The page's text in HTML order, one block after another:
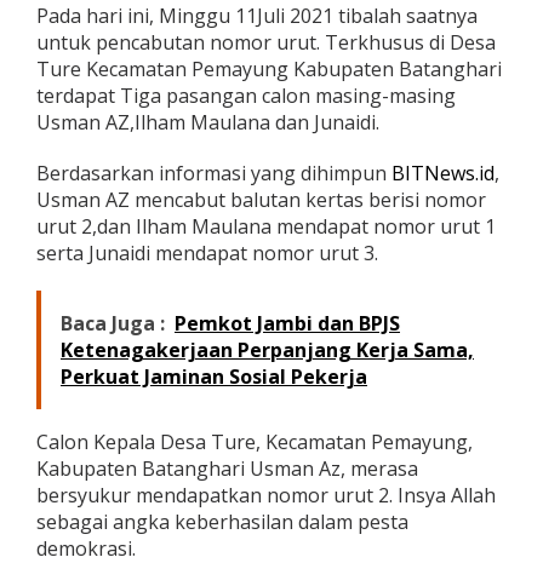
,
M
a
s
y
a
a
a
t
T
a
k
P
e
l
u
J
a
n
Pada hari ini, Minggu 11Juli 2021 tibalah saatnya
untuk pencabutan nomor urut. Terkhusus di Desa
Ture Kecamatan Pemayung Kabupaten Batanghari
terdapat Tiga pasangan calon masing-masing
Usman AZ,Ilham Maulana dan Junaidi.
Berdasarkan informasi yang dihimpun BITNews.id,
Usman AZ mencabut balutan kertas berisi nomor
urut 2,dan Ilham Maulana mendapat nomor urut 1
serta Junaidi mendapat nomor urut 3.
Baca Juga : Pemkot Jambi dan BPJS
Ketenagakerjaan Perpanjang Kerja Sama,
Perkuat Jaminan Sosial Pekerja
Calon Kepala Desa Ture, Kecamatan Pemayung,
Kabupaten Batanghari Usman Az, merasa
bersyukur mendapatkan nomor urut 2. Insya Allah
sebagai angka keberhasilan dalam pesta
demokrasi.